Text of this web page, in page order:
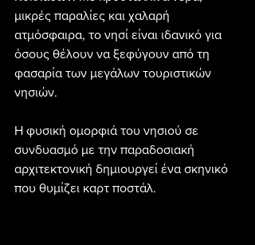
μικρές παραλίες και χαλαρή
ατμόσφαιρα, το νησί είναι ιδανικό για
όσους θέλουν να ξεφύγουν από τη
φασαρία των μεγάλων τουριστικών
νησιών.
Η φυσική ομορφιά του νησιού σε
συνδυασμό με την παραδοσιακή
αρχιτεκτονική δημιουργεί ένα σκηνικό
που θυμίζει καρτ ποστάλ.